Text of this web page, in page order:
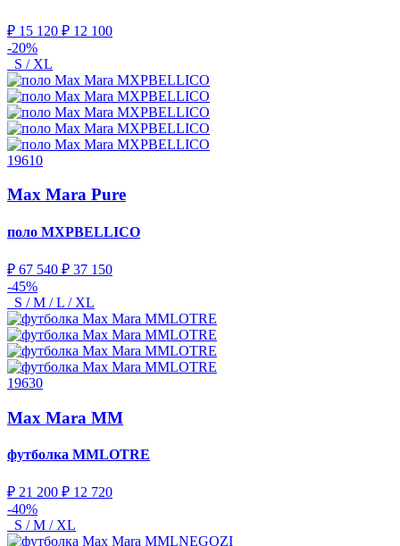
₽ 15 120 ₽ 12 100
-20%
S / XL
19610
Max Mara Pure
поло MXPBELLICO
₽ 67 540 ₽ 37 150
-45%
S / M / L / XL
19630
Max Mara MM
футболка MMLOTRE
₽ 21 200 ₽ 12 720
-40%
S / M / XL